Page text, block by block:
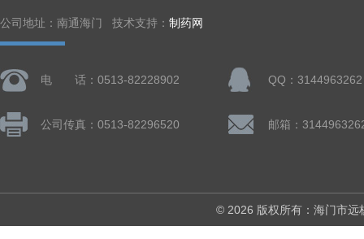
公司地址：南通海门 技术支持： 制药网
电 话：0513-82228902 QQ：3144963262
公司传真：0513-82296520 邮箱：
© 2026 版权所有：海门市